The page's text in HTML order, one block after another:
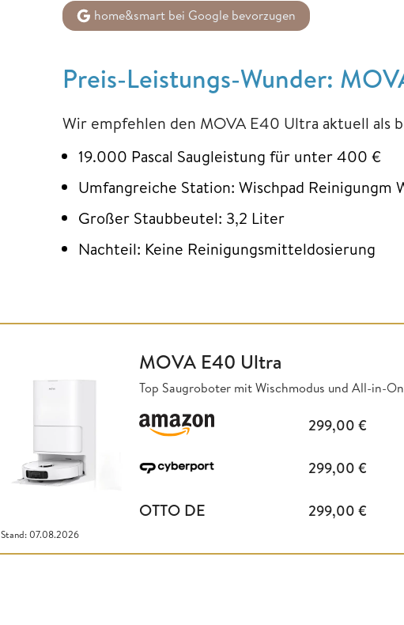
home&smart bei Google bevorzugen
Preis-Leistungs-Wunder:
Wir empfehlen den MOVA E40 Ultra aktuell als
19.000 Pascal Saugleistung für unter 400 €
Umfangreiche Station: Wischpad Reinigungm
Großer Staubbeutel: 3,2 Liter
Nachteil: Keine Reinigungsmitteldosierung
Stand: 07.08.2026
MOVA E40 Ultra
Top Saugroboter mit Wischmodus und All-in-
299,00€
299,00€
OTTO DE 299,00€